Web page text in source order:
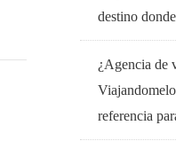
destino
¿Agencia de
Viajandomelo
referencia